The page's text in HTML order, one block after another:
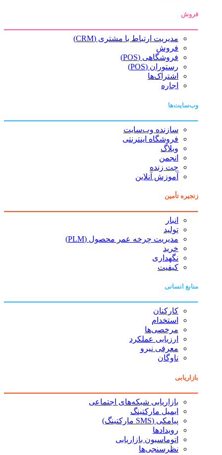
فروش
مدیریت ارتباط با مشتری (CRM)
فروش
فروشگاهی (POS)
رستوران (POS)
اشتراک‌ها
اجاره
وب‌سایت‌ها
سازنده وب‌سایت
فروشگاه اینترنتی
وبلاگ
انجمن
چت زنده
آموزش آنلاین
زنجیره تأمین
انبار
تولید
مدیریت چرخه عمر محصول (PLM)
خرید
نگهداری
کیفیت
منابع انسانی
کارکنان
استخدام
مرخصی‌ها
ارزیابی عملکرد
معرفی نیرو
ناوگان
بازاریابی
بازاریابی شبکه‌های اجتماعی
ایمیل مارکتینگ
پیامکی (SMS مارکتینگ)
رویدادها
اتوماسیون بازاریابی
نظرسنجی‌ها